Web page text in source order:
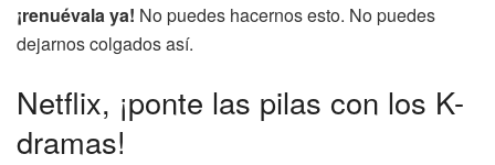
¡renuévala ya! No puedes hacernos esto. No puedes
dejarnos colgados así.
Netflix, ¡ponte las pilas con los K-
dramas!